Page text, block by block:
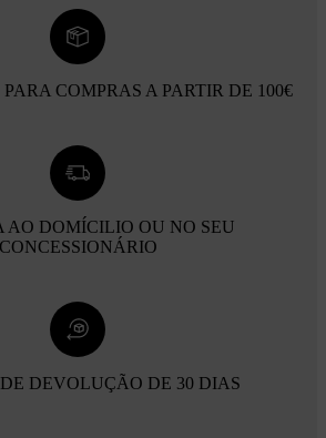
COMPRAS A PARTIR DE 100€
AO DOMÍCILIO OU NO SEU
CONCESSIONÁRIO
DEVOLUÇÃO DE 30 DIAS